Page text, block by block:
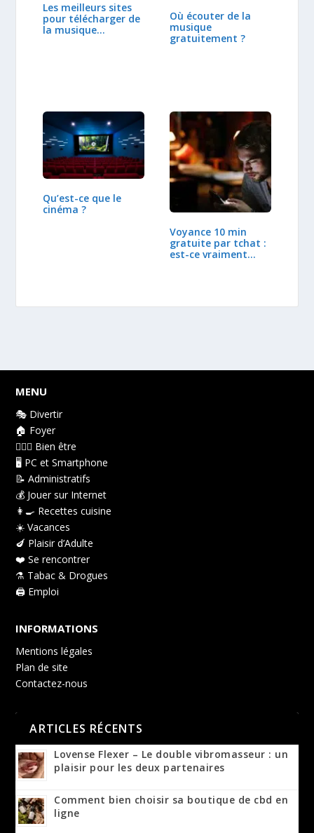
Les meilleurs sites
pour télécharger de
la musique…
Où écouter de la
musique
gratuitement ?
Qu’est-ce que le
cinéma ?
Voyance 10 min
gratuite par tchat :
est-ce vraiment
MENU
🎭 Divertir
🏠 Foyer
👩🏻‍⚕️ Bien être
🖥️ PC et Smartphone
📝 Administratifs
💰 Jouer sur Internet
👩‍🍳 Recettes cuisine
☀️ Vacances
🍆 Plaisir d’Adulte
❤️ Se rencontrer
⚗️ Tabac & Drogues
🖨️ Emploi
INFORMATIONS
Mentions légales
Plan de site
Contactez-nous
ARTICLES RÉCENTS
Lovense Flexer – Le double vibromasseur : un
plaisir pour les deux partenaires
Comment bien choisir sa boutique de cbd en
ligne